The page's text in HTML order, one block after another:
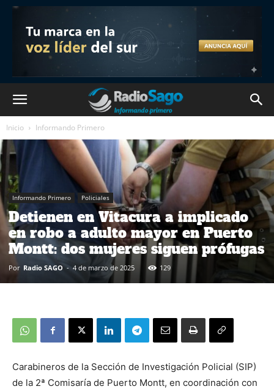
Inicio Informando Primero
Informando Primero Policiales
Detienen en Vitacura a implicado
en robo a adulto mayor en Puerto
Montt: dos mujeres siguen prófugas
Por Radio SAGO - 4 de marzo de 2025 129
Carabineros de la Sección de Investigación Policial (SIP)
de la 2ª Comisaría de Puerto Montt, en coordinación con